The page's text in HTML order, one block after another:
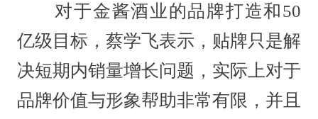
对于金酱酒业的品牌打造和50
亿级目标，蔡学飞表示，贴牌只是解
决短期内销量增长问题，实际上对于
品牌价值与形象帮助非常有限，并且